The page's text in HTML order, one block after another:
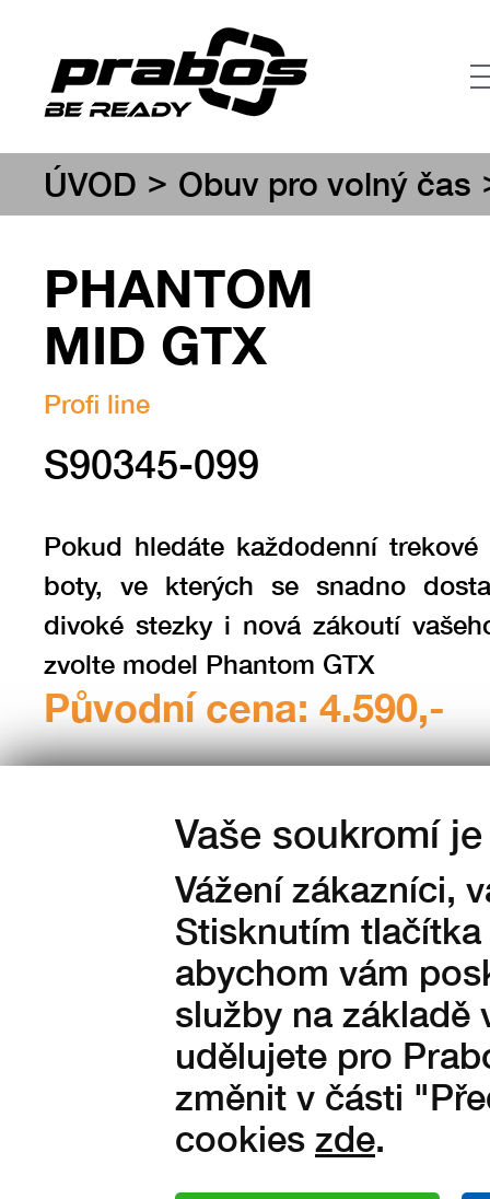
Vaše soukromí
Vážení zákazníci,
Stisknutím
abychom vám
služby na základě
udělujete pro
změnit v části
cookies zde.
ÚVOD > Obuv pro volný čas
PHANTOM
MID GTX
Profi line
S90345-099
Pokud hledáte každodenní trekové
boty, ve kterých se snadno
divoké stezky i nová zákoutí
zvolte model Phantom GTX
Původní cena: 4.590,-